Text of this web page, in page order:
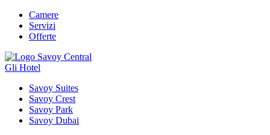
Camere
Servizi
Offerte
Gli Hotel
Savoy Suites
Savoy Crest
Savoy Park
Savoy Dubai